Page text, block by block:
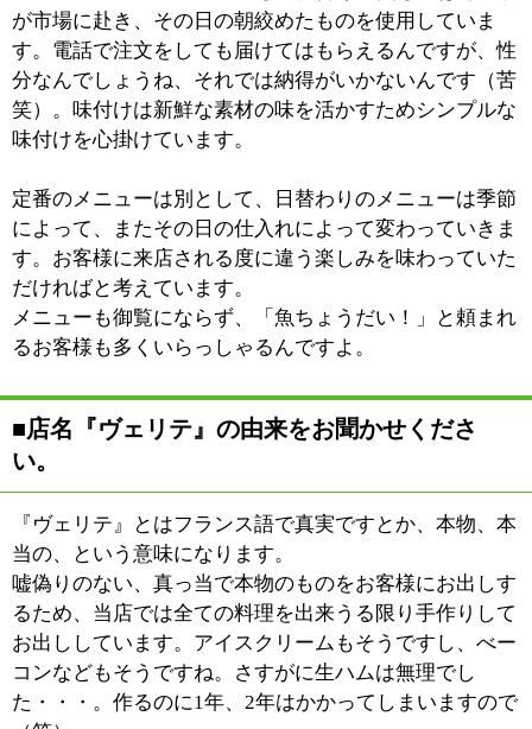
木の温もりが伝わる落ち着いた雰囲気の店内で、ご家族
での語らいやご友人との会食に是非ご利用ください。皆
様のお越しをお待ちしております。
※上記記事は2010.11に取材したものです。
情報時間の経過による変化などがございます事をご了承
ください。
ジャンル : ●洋食
TEL : 03-3685-4127
定休日 月曜日
最寄駅 : 大島駅
所在地 : 江東区大島5-8-8
営業時間 : 11：30～14：00 17：30～22：00
このページの先頭へ
江戸川区時間 墨田区時間 葛飾区時間
表示： PC | モバイル